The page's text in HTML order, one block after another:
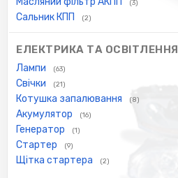
(3)
Сальник КПП (2)
ЕЛЕКТРИКА ТА ОСВІТЛЕННЯ
Лампи (63)
Свічки (21)
Котушка запалювання (8)
Акумулятор (16)
Генератор (1)
Стартер (9)
Щітка стартера (2)